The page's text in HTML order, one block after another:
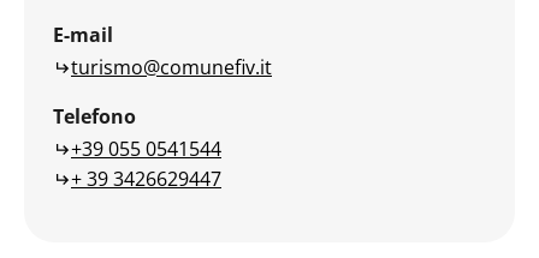
E-mail
turismo@comunefiv.it
Telefono
+39 055 0541544
+ 39 3426629447